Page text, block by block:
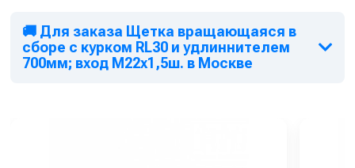
🚚 Для заказа Щетка вращающаяся в
сборе с курком RL30 и удлиннителем
700мм; вход М22х1,5ш. в Москве